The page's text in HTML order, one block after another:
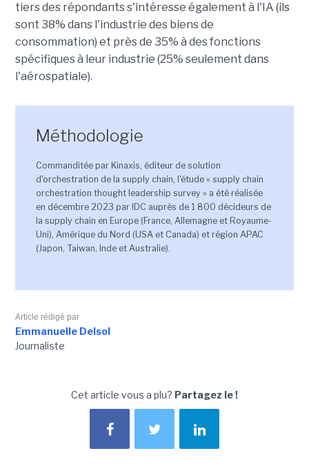
tiers des répondants s'intéresse également à l'IA (ils
sont 38% dans l'industrie des biens de
consommation) et près de 35% à des fonctions
spécifiques à leur industrie (25% seulement dans
l'aérospatiale).
Méthodologie
Commanditée par Kinaxis, éditeur de solution
d'orchestration de la supply chain, l'étude « supply chain
orchestration thought leadership survey » a été réalisée
en décembre 2023 par IDC auprès de 1 800 décideurs de
la supply chain en Europe (France, Allemagne et Royaume-
Uni), Amérique du Nord (USA et Canada) et région APAC
(Japon, Taiwan, Inde et Australie).
Article rédigé par
Emmanuelle Delsol
Journaliste
Cet article vous a plu? Partagez le !